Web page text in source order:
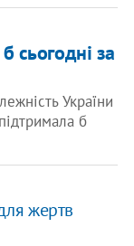
сьогодні за
України
б
жертв